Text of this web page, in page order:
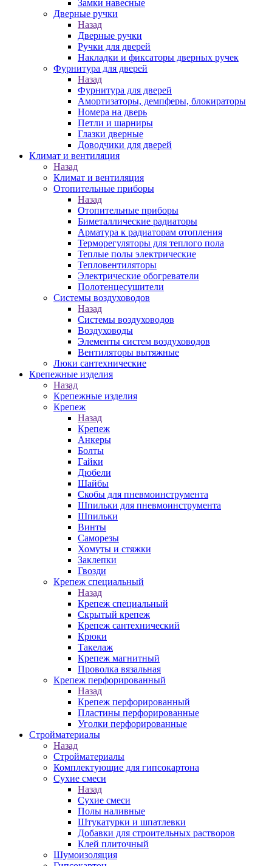
Замки навесные
Дверные ручки
Назад
Дверные ручки
Ручки для дверей
Накладки и фиксаторы дверных ручек
Фурнитура для дверей
Назад
Фурнитура для дверей
Амортизаторы, демпферы, блокираторы
Номера на дверь
Петли и шарниры
Глазки дверные
Доводчики для дверей
Климат и вентиляция
Назад
Климат и вентиляция
Отопительные приборы
Назад
Отопительные приборы
Биметаллические радиаторы
Арматура к радиаторам отопления
Терморегуляторы для теплого пола
Теплые полы электрические
Тепловентиляторы
Электрические обогреватели
Полотенцесушители
Системы воздуховодов
Назад
Системы воздуховодов
Воздуховоды
Элементы систем воздуховодов
Вентиляторы вытяжные
Люки сантехнические
Крепежные изделия
Назад
Крепежные изделия
Крепеж
Назад
Крепеж
Анкеры
Болты
Гайки
Дюбели
Шайбы
Скобы для пневмоинструмента
Шпильки для пневмоинструмента
Шпильки
Винты
Саморезы
Хомуты и стяжки
Заклепки
Гвозди
Крепеж специальный
Назад
Крепеж специальный
Скрытый крепеж
Крепеж сантехнический
Крюки
Такелаж
Крепеж магнитный
Проволка вязальная
Крепеж перфорированный
Назад
Крепеж перфорированный
Пластины перфорированные
Уголки перфорированные
Стройматериалы
Назад
Стройматериалы
Комплектующие для гипсокартона
Сухие смеси
Назад
Сухие смеси
Полы наливные
Штукатурки и шпатлевки
Добавки для строительных растворов
Клей плиточный
Шумоизоляция